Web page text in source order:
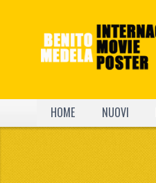
HOME NUOVI